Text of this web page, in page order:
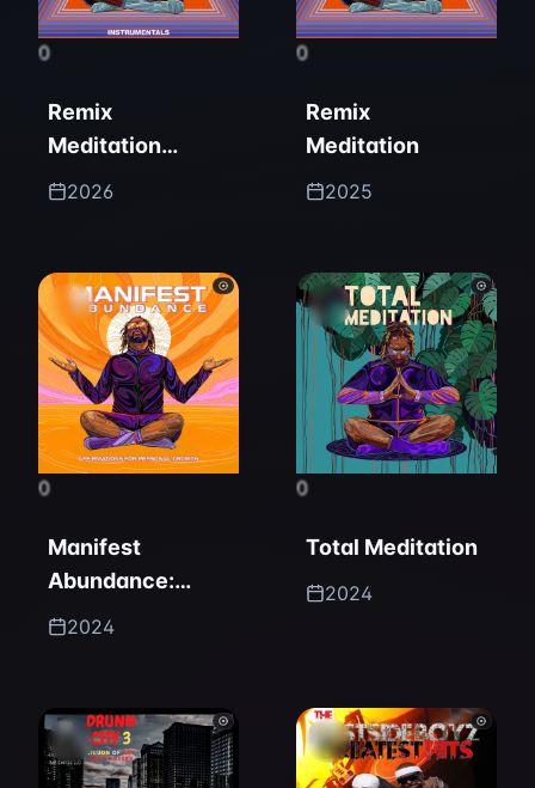
0
Remix
Meditation
(Instrumentals)
2026
0
Remix
Meditation
2025
0
Manifest
Abundance:
Affirmations for
2024
0
Total Meditation
2024